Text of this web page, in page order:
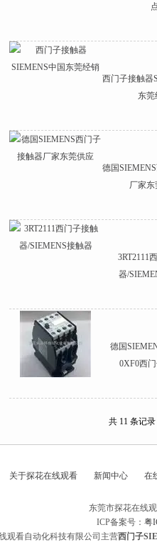
西门子接触器
东莞
德国
厂家
3RT2111
器/
德国
0XF0西
共 11 条记录
关于探花在线观看 新闻中心 在
东莞市探花在线
ICP备案号： 粤
观看自动化科技有限公司主营西门子